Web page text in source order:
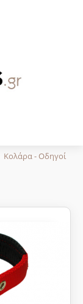
Κολάρα - Οδηγοί